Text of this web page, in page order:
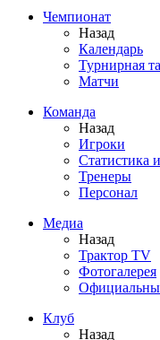
Чемпионат
Назад
Календарь
Турнирная
Матчи
Команда
Назад
Игроки
Статистика
Тренеры
Персонал
Медиа
Назад
Трактор TV
Фотогалерея
Клуб
Назад